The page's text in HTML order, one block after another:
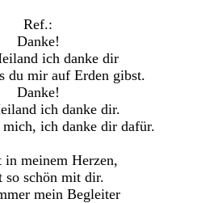
Ref.:
Danke!
ich danke dir
du mir auf Erden gibst.
Danke!
ich danke dir.
ich danke dir dafür.
in meinem Herzen,
so schön mit dir.
mein Begleiter